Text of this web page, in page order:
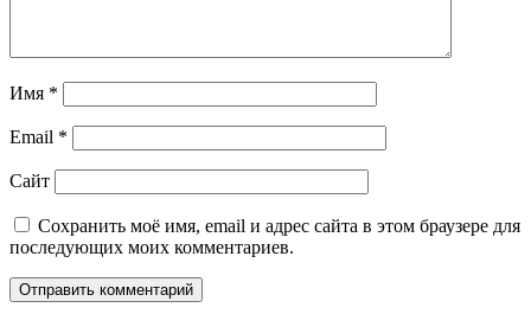
Имя *
Email *
Сайт
Сохранить моё имя, email и адрес сайта в этом браузере для
последующих моих комментариев.